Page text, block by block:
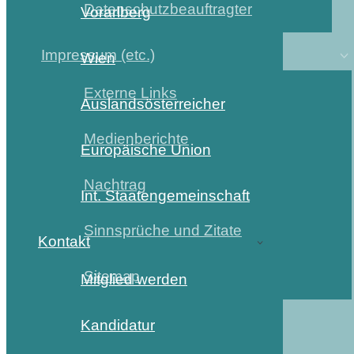
Datenschutzbeauftragter
Impressum (etc.)
Externe Links
Medienberichte
Nachtrag
Sinnsprüche und Zitate
Sitemap
Vorarlberg
Wien
Auslandsösterreicher
Europäische Union
Int. Staatengemeinschaft
Kontakt
Mitglied werden
Kandidatur